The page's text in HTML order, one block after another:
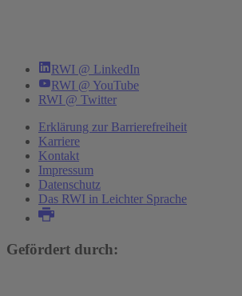
RWI @ LinkedIn
RWI @ YouTube
RWI @ Twitter
Erklärung zur Barrierefreiheit
Karriere
Kontakt
Impressum
Datenschutz
Das RWI in Leichter Sprache
Gefördert durch: